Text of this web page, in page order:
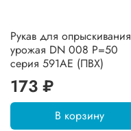
Рукав для опрыскивания
урожая DN 008 P=50
серия 591AE (ПВХ)
173 ₽
В корзину